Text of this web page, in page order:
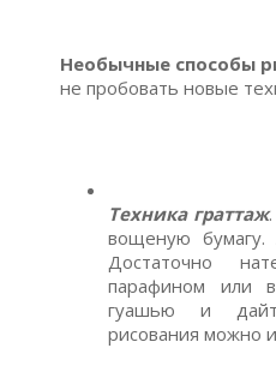
Необычные способы
не пробовать новые
Техника граттаж
вощеную бумагу.
Достаточно
парафином или
гуашью и
рисования можно